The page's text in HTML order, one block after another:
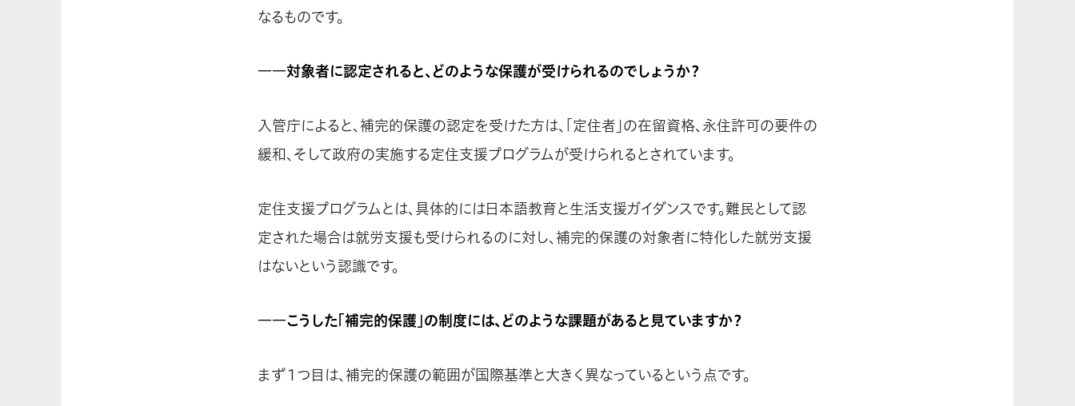
なるものです。
――対象者に認定されると、どのような保護が受けられるのでしょうか？
入管庁によると、補完的保護の認定を受けた方は、「定住者」の在留資格、永住許可の要件の
緩和、そして政府の実施する定住支援プログラムが受けられるとされています。
定住支援プログラムとは、具体的には日本語教育と生活支援ガイダンスです。難民として認
定された場合は就労支援も受けられるのに対し、補完的保護の対象者に特化した就労支援
はないという認識です。
――こうした「補完的保護」の制度には、どのような課題があると見ていますか？
まず１つ目は、補完的保護の範囲が国際基準と大きく異なっているという点です。